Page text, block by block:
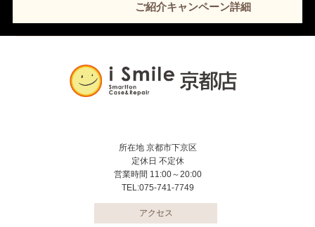
ご紹介キャンペーン詳細
所在地 京都市下京区
定休日 不定休
営業時間 11:00～20:00
TEL:075-741-7749
アクセス